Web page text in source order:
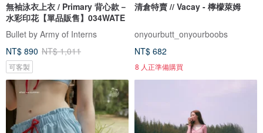
無袖泳衣上衣 / Primary 背心款－
水彩印花【單品販售】034WATE
Bullet by Army of Interns
NT$ 890 NT$ 1,011
可客製
清倉特賣 // Vacay - 檸檬萊姆
onyourbutt_onyourboobs
NT$ 682
8 人正準備購買